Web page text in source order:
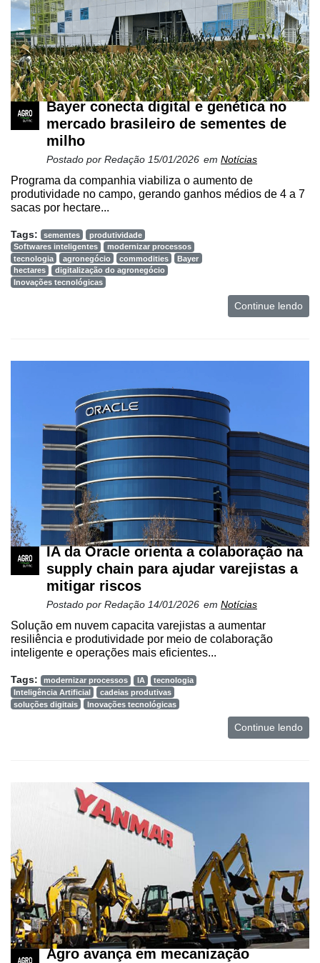
Bayer conecta digital e genética no
mercado brasileiro de sementes de
milho
Postado por Redação 15/01/2026 em Notícias
Programa da companhia viabiliza o aumento de
produtividade no campo, gerando ganhos médios de 4 a 7
sacas por hectare...
Tags: sementes
produtividade
Softwares inteligentes
modernizar processos
tecnologia
agronegócio commodities
Bayer
hectares
digitalização do agronegócio
Inovações tecnológicas
Continue lendo
IA da Oracle orienta a colaboração na
supply chain para ajudar varejistas a
mitigar riscos
Postado por Redação 14/01/2026 em Notícias
Solução em nuvem capacita varejistas a aumentar
resiliência e produtividade por meio de colaboração
inteligente e operações mais eficientes...
Tags: modernizar processos IA
tecnologia
Inteligência Artificial
cadeias produtivas
soluções digitais
Inovações tecnológicas
Continue lendo
Agro avança em mecanização